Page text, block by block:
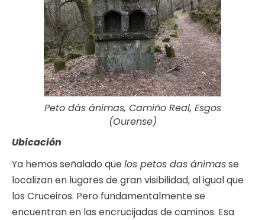
Peto dás ánimas, Camiño Real, Esgos
(Ourense)
Ubicación
Ya hemos señalado quelos petos das ánimasse
localizan en lugares de gran visibilidad, al igual que
los Cruceiros. Pero fundamentalmente se
encuentran en las encrucijadas de caminos. Esa